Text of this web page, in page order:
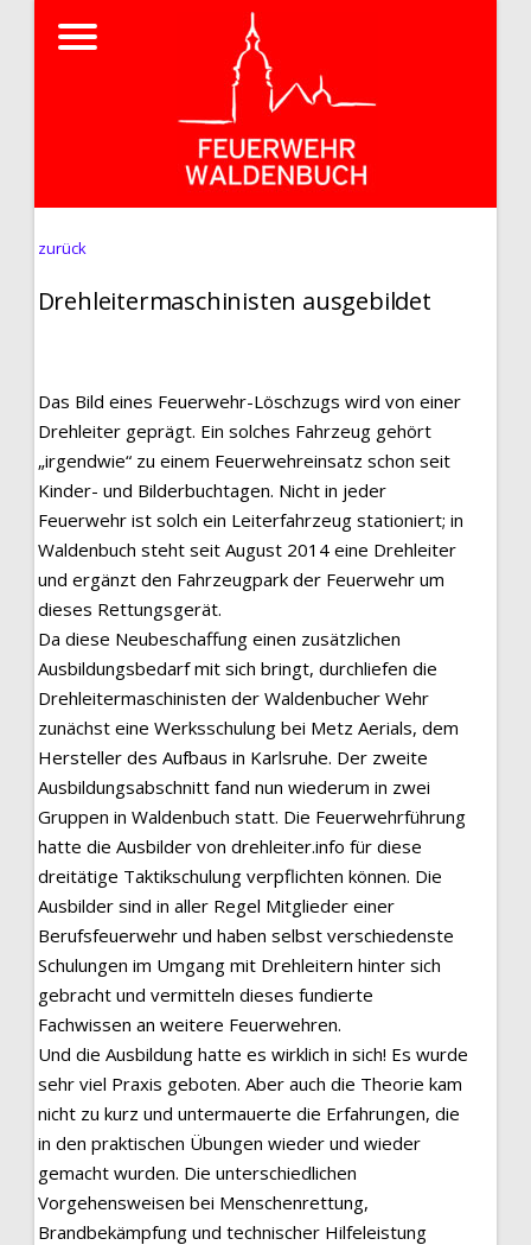
zurück
Drehleitermaschinisten ausgebildet
Das Bild eines Feuerwehr-Löschzugs wird von einer
Drehleiter geprägt. Ein solches Fahrzeug gehört
„irgendwie“ zu einem Feuerwehreinsatz schon seit
Kinder- und Bilderbuchtagen. Nicht in jeder
Feuerwehr ist solch ein Leiterfahrzeug stationiert; in
Waldenbuch steht seit August 2014 eine Drehleiter
und ergänzt den Fahrzeugpark der Feuerwehr um
dieses Rettungsgerät.
Da diese Neubeschaffung einen zusätzlichen
Ausbildungsbedarf mit sich bringt, durchliefen die
Drehleitermaschinisten der Waldenbucher Wehr
zunächst eine Werksschulung bei Metz Aerials, dem
Hersteller des Aufbaus in Karlsruhe. Der zweite
Ausbildungsabschnitt fand nun wiederum in zwei
Gruppen in Waldenbuch statt. Die Feuerwehrführung
hatte die Ausbilder von drehleiter.info für diese
dreitätige Taktikschulung verpflichten können. Die
Ausbilder sind in aller Regel Mitglieder einer
Berufsfeuerwehr und haben selbst verschiedenste
Schulungen im Umgang mit Drehleitern hinter sich
gebracht und vermitteln dieses fundierte
Fachwissen an weitere Feuerwehren.
Und die Ausbildung hatte es wirklich in sich! Es wurde
sehr viel Praxis geboten. Aber auch die Theorie kam
nicht zu kurz und untermauerte die Erfahrungen, die
in den praktischen Übungen wieder und wieder
gemacht wurden. Die unterschiedlichen
Vorgehensweisen bei Menschenrettung,
Brandbekämpfung und technischer Hilfeleistung